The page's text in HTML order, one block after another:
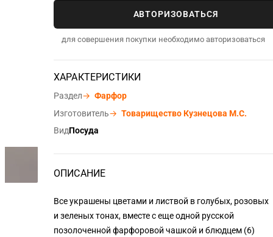
АВТОРИЗОВАТЬСЯ
для совершения покупки необходимо авторизоваться
ХАРАКТЕРИСТИКИ
Раздел→ Фарфор
Изготовитель→ Товарищество Кузнецова М.С.
ВидПосуда
ОПИСАНИЕ
Все украшены цветами и листвой в голубых, розовых
и зеленых тонах, вместе с еще одной русской
позолоченной фарфоровой чашкой и блюдцем (6)